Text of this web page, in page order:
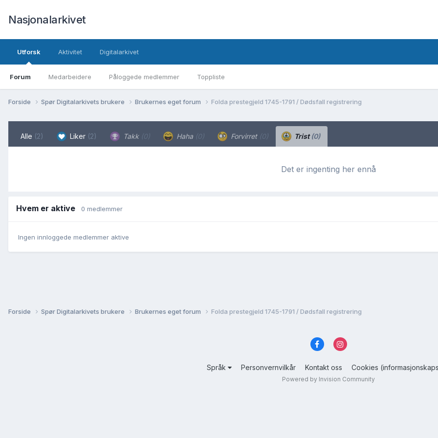
Nasjonalarkivet
Utforsk
Forum Medarbeidere Påloggede medlemmer Toppliste
Aktivitet Digitalarkivet
Forside Spør Digitalarkivets brukere Brukernes eget forum Folda prestegjeld 1745-1791 / Dødsfall registrering
Alle (2) Liker (2) Takk (0) Haha (0) Forvirret (0) Trist(0)
Det er ingenting her ennå
Hvem er aktive 0 medlemmer
Ingen innloggede medlemmer aktive
Forside Spør Digitalarkivets brukere Brukernes eget forum Folda prestegjeld 1745-1791 / Dødsfall registrering
Språk Personvernvilkår Kontakt oss Cookies
Powered by Invision Community